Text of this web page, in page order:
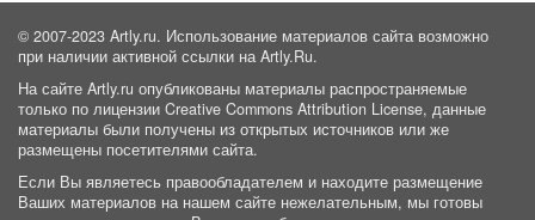
© 2007-2023 Artly.ru. Использование материалов сайта возможно
при наличии активной ссылки на Artly.Ru.
На сайте Artly.ru опубликованы материалы распространяемые
только по лицензии Creative Commons Attribution License, данные
материалы были получены из открытых источников или же
размещены посетителями сайта.
Если Вы являетесь правообладателем и находите размещение
Ваших материалов на нашем сайте нежелательным, мы готовы